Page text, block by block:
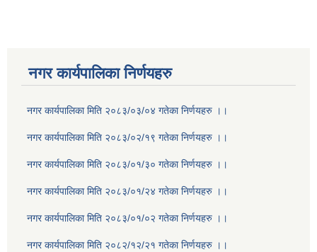
नगर कार्यपालिका निर्णयहरु
नगर कार्यपालिका मिति २०८३/०३/०४ गतेका निर्णयहरु ।।
नगर कार्यपालिका मिति २०८३/०२/१९ गतेका निर्णयहरु ।।
नगर कार्यपालिका मिति २०८३/०१/३० गतेका निर्णयहरु ।।
नगर कार्यपालिका मिति २०८३/०१/२४ गतेका निर्णयहरु ।।
नगर कार्यपालिका मिति २०८३/०१/०२ गतेका निर्णयहरु ।।
नगर कार्यपालिका मिति २०८२/१२/२१ गतेका निर्णयहरु ।।